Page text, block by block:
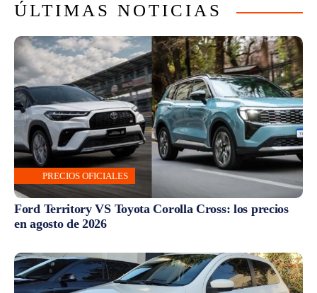
ÚLTIMAS NOTICIAS
PRECIOS OFICIALES
Ford Territory VS Toyota Corolla Cross: los precios
en agosto de 2026